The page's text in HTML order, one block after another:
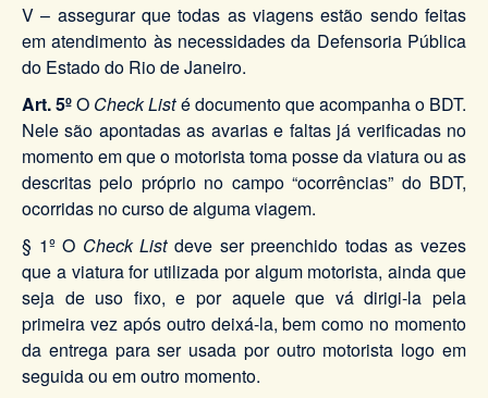
V – assegurar que todas as viagens estão sendo feitas
em atendimento às necessidades da Defensoria Pública
do Estado do Rio de Janeiro.
Art. 5ºO Check Listé documento que acompanha o BDT.
Nele são apontadas as avarias e faltas já verificadas no
momento em que o motorista toma posse da viatura ou as
descritas pelo próprio no campo “ocorrências” do BDT,
ocorridas no curso de alguma viagem.
§ 1º O Check Listdeve ser preenchido todas as vezes
que a viatura for utilizada por algum motorista, ainda que
seja de uso fixo, e por aquele que vá dirigi-la pela
primeira vez após outro deixá-la, bem como no momento
da entrega para ser usada por outro motorista logo em
seguida ou em outro momento.